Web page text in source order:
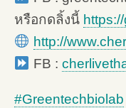
หรือกดลิ้งนี้
http://
FB :
#Greentechbiolab